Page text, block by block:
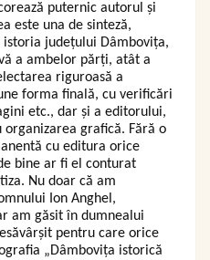
puternic autorul și
este una de sinteză,
județului Dâmbovița,
a ambelor părți, atât a
riguroasă a
forma finală, cu verificări
etc., dar și a editorului,
grafică. Fără o
cu editura orice
bine ar fi el conturat
Nu doar că am
Ion Anghel,
am găsit în dumnealui
pentru care orice
„Dâmbovița istorică